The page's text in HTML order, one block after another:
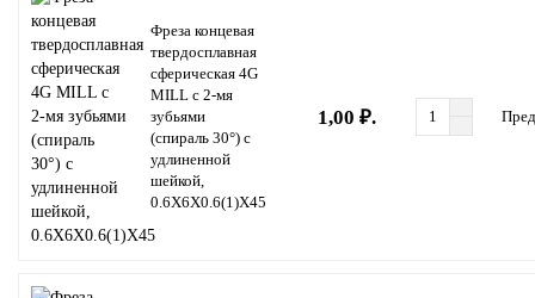
Фреза концевая
твердосплавная
сферическая 4G
MILL с 2-мя
зубьями
(спираль 30°) с
удлиненной
шейкой,
0.6X6X0.6(1)X45
1,00 ₽.